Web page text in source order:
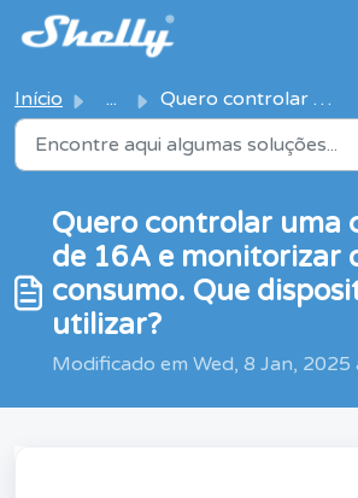
Avançar para o conteúdo principal
Início ... Quero controlar uma carga acima de 16A e monitorizar o se...
Quero controlar uma
de 16A e monitorizar
consumo. Que
utilizar?
Modificado em Wed, 8 Jan, 2025